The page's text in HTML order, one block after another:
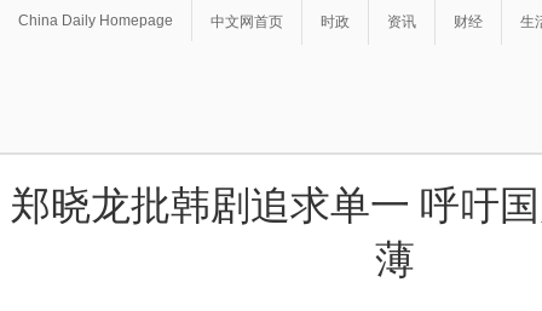
China Daily Homepage 中文网首页 时政 资讯 财经 生
郑晓龙批韩剧追求单一 呼吁
薄